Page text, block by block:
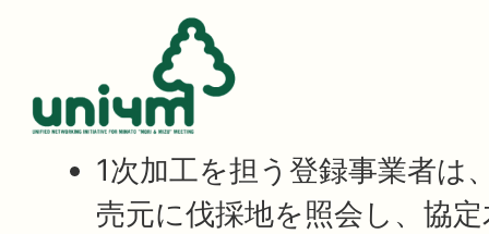
1次加工を担う登録事業者は
売元に伐採地を照会し、協